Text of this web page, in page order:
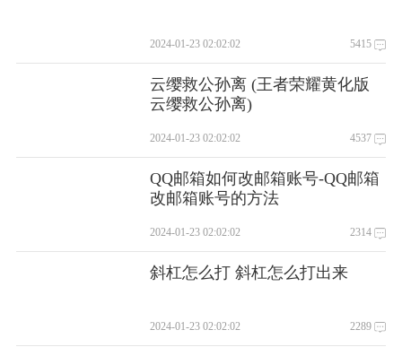
2024-01-23 02:02:02 5415
云缨救公孙离 (王者荣耀黄化版
云缨救公孙离)
2024-01-23 02:02:02 4537
QQ邮箱如何改邮箱账号-QQ邮箱
改邮箱账号的方法
2024-01-23 02:02:02 2314
斜杠怎么打 斜杠怎么打出来
2024-01-23 02:02:02 2289